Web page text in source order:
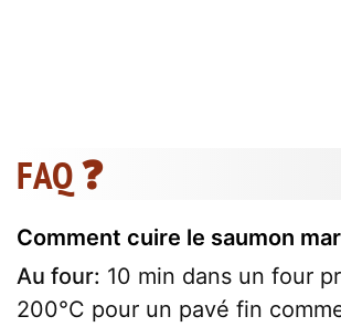
FAQ ❓
Comment cuire le saumon
Au four: 10 min dans un four
200°C pour un pavé fin